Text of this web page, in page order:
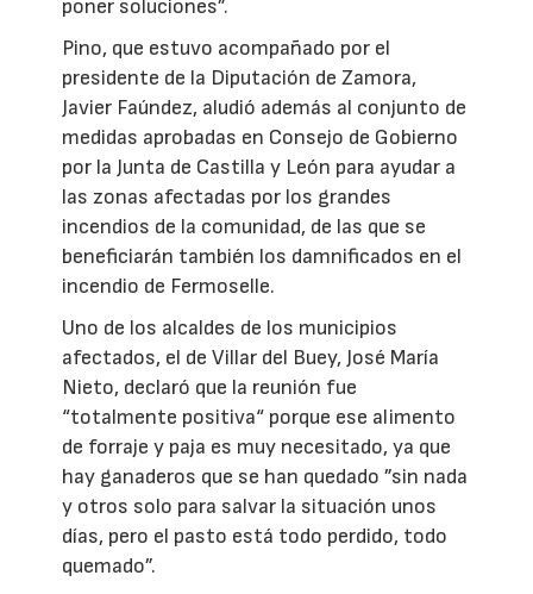
poner soluciones”.
Pino, que estuvo acompañado por el
presidente de la Diputación de Zamora,
Javier Faúndez, aludió además al conjunto de
medidas aprobadas en Consejo de Gobierno
por la Junta de Castilla y León para ayudar a
las zonas afectadas por los grandes
incendios de la comunidad, de las que se
beneficiarán también los damnificados en el
incendio de Fermoselle.
Uno de los alcaldes de los municipios
afectados, el de Villar del Buey, José María
Nieto, declaró que la reunión fue
“totalmente positiva“ porque ese alimento
de forraje y paja es muy necesitado, ya que
hay ganaderos que se han quedado ”sin nada
y otros solo para salvar la situación unos
días, pero el pasto está todo perdido, todo
quemado”.